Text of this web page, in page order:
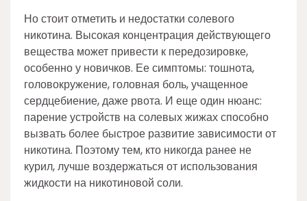
Но стоит отметить и недостатки солевого
никотина. Высокая концентрация действующего
вещества может привести к передозировке,
особенно у новичков. Ее симптомы: тошнота,
головокружение, головная боль, учащенное
сердцебиение, даже рвота. И еще один нюанс:
парение устройств на солевых жижах способно
вызвать более быстрое развитие зависимости от
никотина. Поэтому тем, кто никогда ранее не
курил, лучше воздержаться от использования
жидкости на никотиновой соли.